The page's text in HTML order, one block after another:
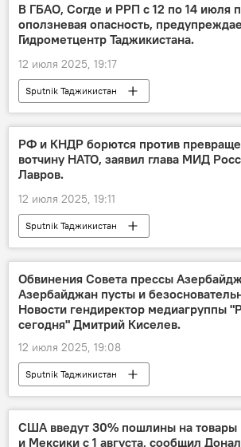
В ГБАО, Согде и РРП с 12 по 14 июля
оползневая опасность,
Гидрометцентр Таджикистана.
12 июля 2025, 19:17
Sputnik Таджикистан
РФ и КНДР борются против
вотчину НАТО, заявил глава МИД
Лавров.
12 июля 2025, 19:11
Sputnik Таджикистан
Обвинения Совета прессы
Азербайджан пусты и
Новости гендиректор медиагруппы
сегодня" Дмитрий Киселев.
12 июля 2025, 19:08
Sputnik Таджикистан
США введут 30% пошлины на товары
и Мексики с 1 августа, сообщил